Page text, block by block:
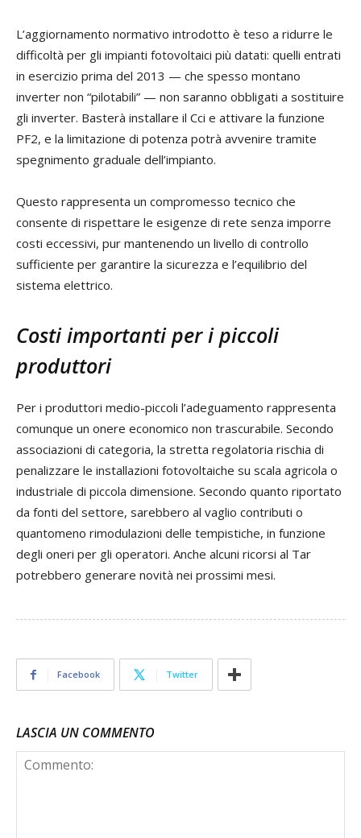
L’aggiornamento normativo introdotto è teso a ridurre le
difficoltà per gli impianti fotovoltaici più datati: quelli entrati
in esercizio prima del 2013 — che spesso montano
inverter non “pilotabili” — non saranno obbligati a sostituire
gli inverter. Basterà installare il Cci e attivare la funzione
PF2, e la limitazione di potenza potrà avvenire tramite
spegnimento graduale dell’impianto.
Questo rappresenta un compromesso tecnico che
consente di rispettare le esigenze di rete senza imporre
costi eccessivi, pur mantenendo un livello di controllo
sufficiente per garantire la sicurezza e l’equilibrio del
sistema elettrico.
Costi importanti per i piccoli
produttori
Per i produttori medio-piccoli l’adeguamento rappresenta
comunque un onere economico non trascurabile. Secondo
associazioni di categoria, la stretta regolatoria rischia di
penalizzare le installazioni fotovoltaiche su scala agricola o
industriale di piccola dimensione. Secondo quanto riportato
da fonti del settore, sarebbero al vaglio contributi o
quantomeno rimodulazioni delle tempistiche, in funzione
degli oneri per gli operatori. Anche alcuni ricorsi al Tar
potrebbero generare novità nei prossimi mesi.
Facebook Twitter
LASCIA UN COMMENTO